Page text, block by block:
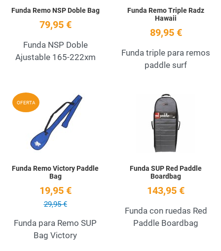
Funda Remo NSP Doble Bag
79,95 €
Funda NSP Doble
Ajustable 165-222xm
Funda Remo Triple Radz
Hawaii
89,95 €
Funda triple para remos
paddle surf
OFERTA Add to Wishlist
Funda Remo Victory Paddle
Bag
19,95 €
29,95 €
Funda para Remo SUP
Bag Victory
Funda SUP Red Paddle
Boardbag
143,95 €
Funda con ruedas Red
Paddle Boardbag